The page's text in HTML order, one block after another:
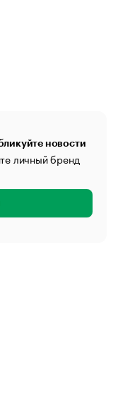
новости
личный бренд